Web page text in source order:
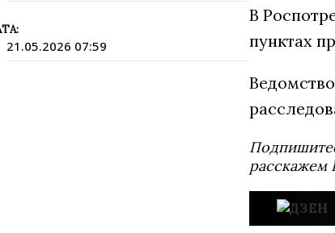
21.05.2026 07:59
В
пунктах
расскажем